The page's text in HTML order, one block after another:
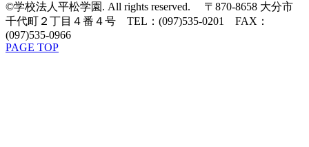
©学校法人平松学園. All rights reserved. 〒870-8658 大分市
千代町２丁目４番４号 TEL：(097)535-0201 FAX：
(097)535-0966
PAGE TOP